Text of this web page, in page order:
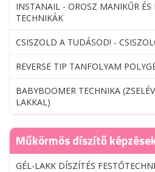
INSTANAIL - OROSZ MANIKŰR ÉS
TECHNIKÁK
CSISZOLD A TUDÁSOD! -
REVERSE TIP TANFOLYAM
BABYBOOMER TECHNIKA
LAKKAL)
Műkörmös díszítő
GÉL-LAKK DÍSZÍTÉS